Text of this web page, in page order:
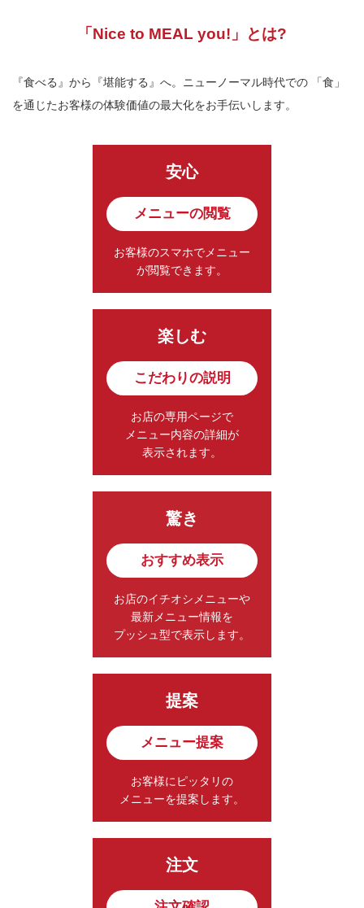
「Nice to MEAL you!」とは?
『食べる』から『堪能する』へ。ニューノーマル時代での 「食」
を通じたお客様の体験価値の最大化をお手伝いします。
安心
メニューの閲覧
お客様のスマホでメニュー
が閲覧できます。
楽しむ
こだわりの説明
お店の専用ページで
メニュー内容の詳細が
表示されます。
驚き
おすすめ表示
お店のイチオシメニューや
最新メニュー情報を
プッシュ型で表示します。
提案
メニュー提案
お客様にピッタリの
メニューを提案します。
注文